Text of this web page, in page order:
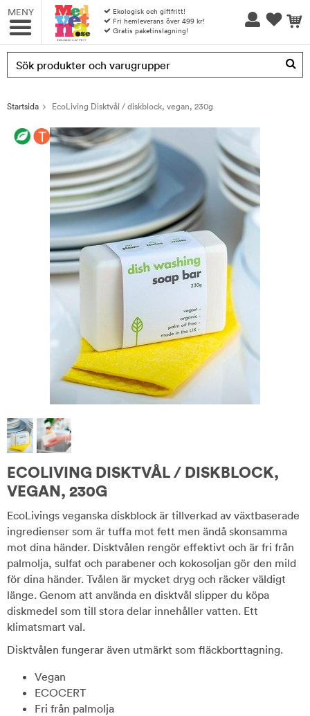
MENY
Ekologisk och giftfritt!
Fri hemleverans över 499 kr!
Gratis paketinslagning!
Produkten har blivit tillagd i varukorgen
Startsida EcoLiving Disktvål / diskblock, vegan, 230g
ECOLIVING DISKTVÅL / DISKBLOCK,
VEGAN, 230G
EcoLivings veganska diskblock är tillverkad av växtbaserade
ingredienser som är tuffa mot fett men ändå skonsamma
mot dina händer. Disktvålen rengör effektivt och är fri från
palmolja, sulfat och parabener och kokosoljan gör den mild
för dina händer. Tvålen är mycket dryg och räcker väldigt
länge. Genom att använda en disktvål slipper du köpa
diskmedel som till stora delar innehåller vatten. Ett
klimatsmart val.
Disktvålen fungerar även utmärkt som fläckborttagning.
Vegan
ECOCERT
Fri från palmolja